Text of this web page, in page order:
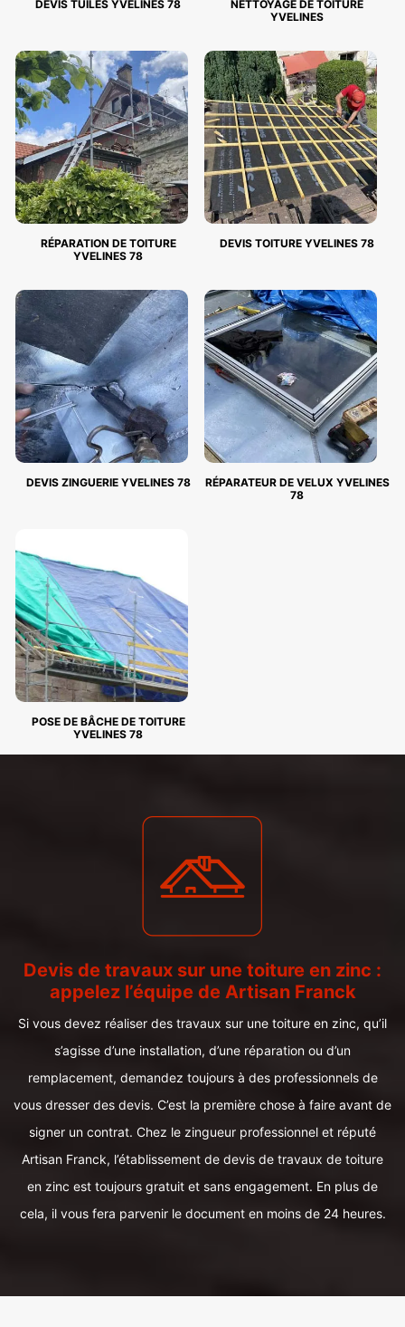
DEVIS TUILES YVELINES 78
NETTOYAGE DE TOITURE
YVELINES
RÉPARATION DE TOITURE
YVELINES 78
DEVIS TOITURE YVELINES 78
DEVIS ZINGUERIE YVELINES 78
RÉPARATEUR DE VELUX YVELINES
78
POSE DE BÂCHE DE TOITURE
YVELINES 78
Devis de travaux sur une toiture en zinc :
appelez l’équipe de Artisan Franck
Si vous devez réaliser des travaux sur une toiture en zinc, qu’il
s’agisse d’une installation, d’une réparation ou d’un
remplacement, demandez toujours à des professionnels de
vous dresser des devis. C’est la première chose à faire avant de
signer un contrat. Chez le zingueur professionnel et réputé
Artisan Franck, l’établissement de devis de travaux de toiture
en zinc est toujours gratuit et sans engagement. En plus de
cela, il vous fera parvenir le document en moins de 24 heures.